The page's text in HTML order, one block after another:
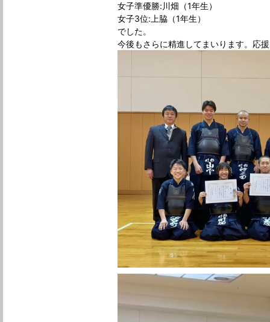
女子準優勝:川畑（1年生）
女子3位:上脇（1年生）
でした。
今後もさらに精進してまいります。応